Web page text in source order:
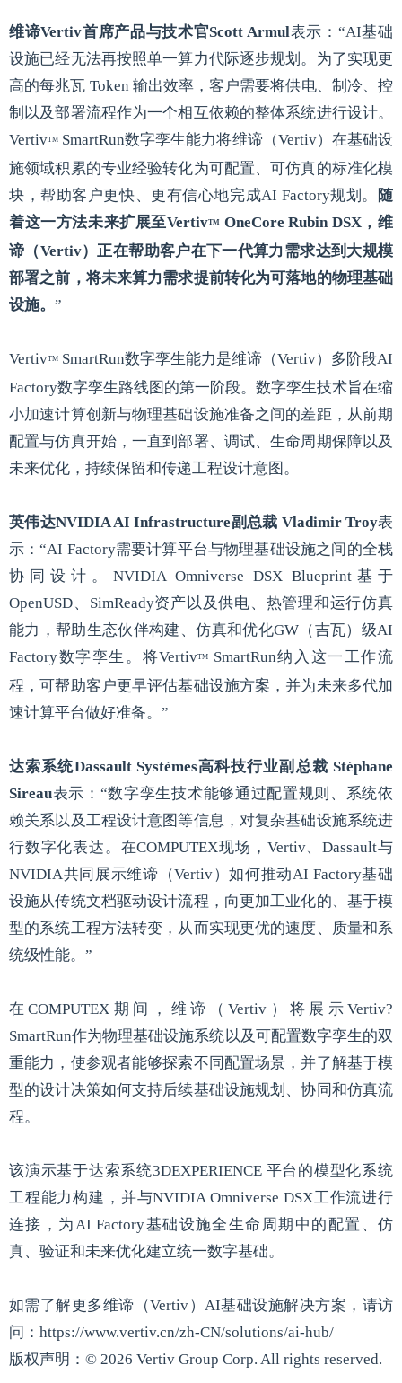
维谛Vertiv首席产品与技术官Scott Armul表示：“AI基础
设施已经无法再按照单一算力代际逐步规划。为了实现更
高的每兆瓦 Token 输出效率，客户需要将供电、制冷、控
制以及部署流程作为一个相互依赖的整体系统进行设计。
VertivTM SmartRun数字孪生能力将维谛（Vertiv）在基础设
施领域积累的专业经验转化为可配置、可仿真的标准化模
块，帮助客户更快、更有信心地完成AI Factory规划。
随
着这一方法未来扩展至VertivTM OneCore Rubin DSX，维
谛（Vertiv）正在帮助客户在下一代算力需求达到大规模
部署之前，将未来算力需求提前转化为可落地的物理基础
设施。 ”
VertivTM SmartRun数字孪生能力是维谛（Vertiv）多阶段AI
Factory数字孪生路线图的第一阶段。数字孪生技术旨在缩
小加速计算创新与物理基础设施准备之间的差距，从前期
配置与仿真开始，一直到部署、调试、生命周期保障以及
未来优化，持续保留和传递工程设计意图。
英伟达NVIDIA AI Infrastructure副总裁 Vladimir Troy表
示：“AI Factory需要计算平台与物理基础设施之间的全栈
协同设计。NVIDIA Omniverse DSX Blueprint基于
OpenUSD、SimReady资产以及供电、热管理和运行仿真
能力，帮助生态伙伴构建、仿真和优化GW（吉瓦）级AI
Factory数字孪生。将VertivTM
SmartRun纳入这一工作流
程，可帮助客户更早评估基础设施方案，并为未来多代加
速计算平台做好准备。”
达索系统Dassault Systèmes高科技行业副总裁 Stéphane
Sireau表示：“数字孪生技术能够通过配置规则、系统依
赖关系以及工程设计意图等信息，对复杂基础设施系统进
行数字化表达。在COMPUTEX现场，Vertiv、Dassault与
NVIDIA共同展示维谛（Vertiv）如何推动AI Factory基础
设施从传统文档驱动设计流程，向更加工业化的、基于模
型的系统工程方法转变，从而实现更优的速度、质量和系
统级性能。”
在COMPUTEX期间，维谛（Vertiv）将展示Vertiv?
SmartRun作为物理基础设施系统以及可配置数字孪生的双
重能力，使参观者能够探索不同配置场景，并了解基于模
型的设计决策如何支持后续基础设施规划、协同和仿真流
程。
该演示基于达索系统3DEXPERIENCE 平台的模型化系统
工程能力构建，并与NVIDIA Omniverse DSX工作流进行
连接，为AI Factory基础设施全生命周期中的配置、仿
真、验证和未来优化建立统一数字基础。
如需了解更多维谛（Vertiv）AI基础设施解决方案，请访
问：https://www.vertiv.cn/zh-CN/solutions/ai-hub/
版权声明：© 2026 Vertiv Group Corp. All rights reserved.